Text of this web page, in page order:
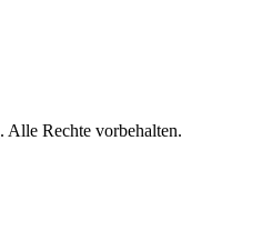
. Alle Rechte vorbehalten.